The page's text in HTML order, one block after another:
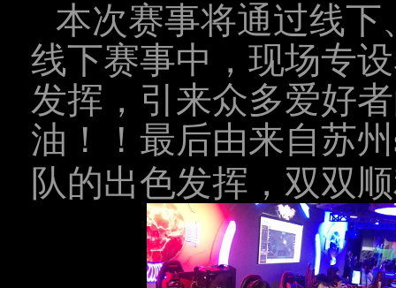
本次赛事将通过线
线下赛事中，现场专
发挥，引来众多爱好
油！！最后由来自苏州
队的出色发挥，双双